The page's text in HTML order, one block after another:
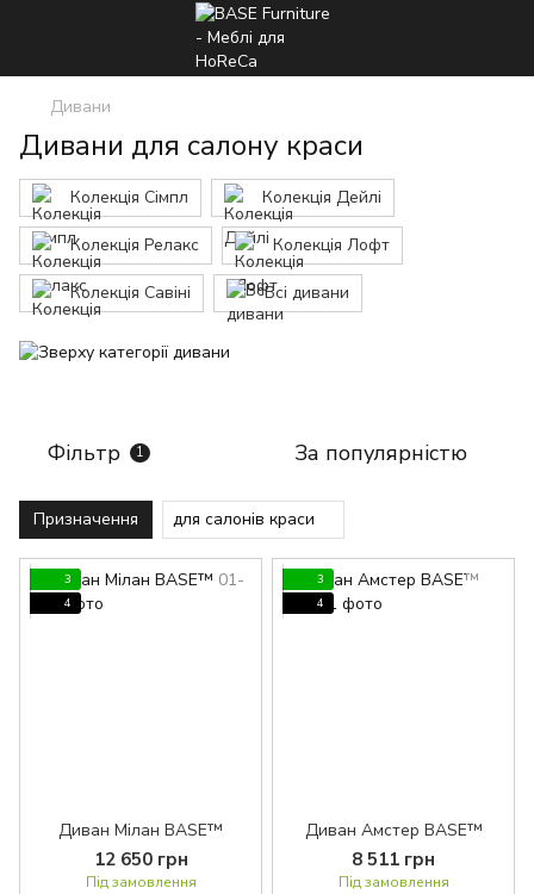
Дивани
Дивани для салону краси
Колекція Сімпл Колекція Дейлі
Колекція Релакс Колекція Лофт
Колекція Савіні Всі дивани
Фільтр 1 За популярністю
Призначення для салонів краси
3
4
Диван Мілан BASE™
12 650 грн
Під замовлення
3
4
Диван Амстер BASE™
8 511 грн
Під замовлення